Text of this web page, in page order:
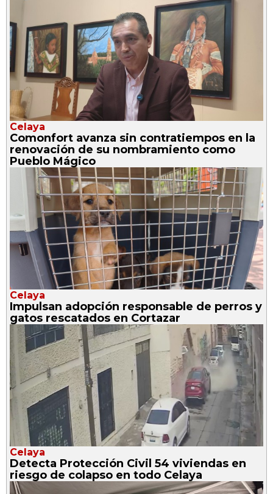
Celaya
Comonfort avanza sin contratiempos en la
renovación de su nombramiento como
Pueblo Mágico
Celaya
Impulsan adopción responsable de perros y
gatos rescatados en Cortazar
Celaya
Detecta Protección Civil 54 viviendas en
riesgo de colapso en todo Celaya